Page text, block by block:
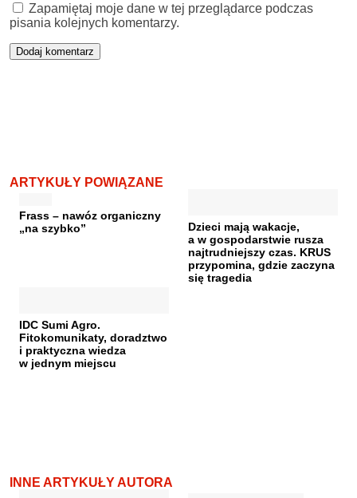
Zapamiętaj moje dane w tej przeglądarce podczas
pisania kolejnych komentarzy.
ARTYKUŁY POWIĄZANE
Frass – nawóz organiczny
„na szybko”
Dzieci mają wakacje,
a w gospodarstwie rusza
najtrudniejszy czas. KRUS
przypomina, gdzie zaczyna
się tragedia
IDC Sumi Agro.
Fitokomunikaty, doradztwo
i praktyczna wiedza
w jednym miejscu
INNE ARTYKUŁY AUTORA